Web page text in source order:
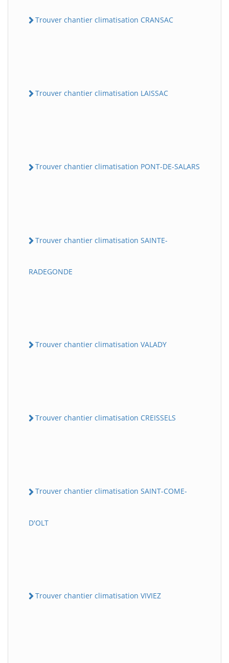
Trouver chantier climatisation CRANSAC
Trouver chantier climatisation LAISSAC
Trouver chantier climatisation PONT-DE-SALARS
Trouver chantier climatisation SAINTE-
RADEGONDE
Trouver chantier climatisation VALADY
Trouver chantier climatisation CREISSELS
Trouver chantier climatisation SAINT-COME-
D'OLT
Trouver chantier climatisation VIVIEZ